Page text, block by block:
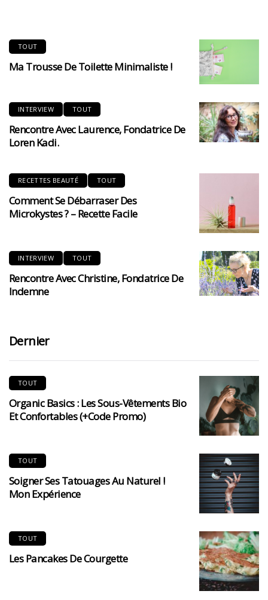
TOUT
Ma Trousse De Toilette Minimaliste !
INTERVIEW TOUT
Rencontre Avec Laurence, Fondatrice De
Loren Kadi.
RECETTES BEAUTÉ TOUT
Comment Se Débarraser Des
Microkystes ? – Recette Facile
INTERVIEW TOUT
Rencontre Avec Christine, Fondatrice De
Indemne
Dernier
TOUT
Organic Basics : Les Sous-Vêtements Bio
Et Confortables (+code Promo)
TOUT
Soigner Ses Tatouages Au Naturel !
Mon Expérience
TOUT
Les Pancakes De Courgette